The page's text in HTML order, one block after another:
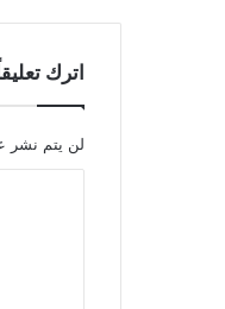
اترك
لن يتم نشر